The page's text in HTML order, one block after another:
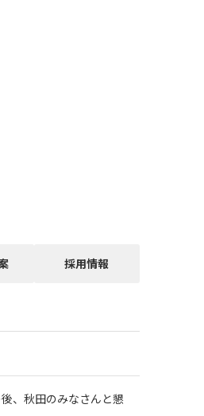
採用情報
、秋田のみなさんと懇